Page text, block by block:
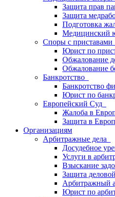
Защита прав
Защита
Подготовка
Медицинский
Споры с приставами
Юрист по
Обжалование
Обжалование
Банкротство
Банкротство
Юрист по
Европейский Суд
Жалоба в
Защита в
Организациям
Арбитражные дела
Досудебное
Услуги в
Взыскание
Защита
Арбитражный
Юрист по